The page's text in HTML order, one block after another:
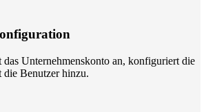
Unternehmenskonto an, konfiguriert die
Benutzer hinzu.